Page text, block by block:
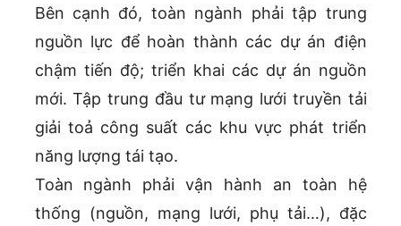
Bên cạnh đó, toàn ngành phải tập trung
nguồn lực để hoàn thành các dự án điện
chậm tiến độ; triển khai các dự án nguồn
mới. Tập trung đầu tư mạng lưới truyền tải
giải toả công suất các khu vực phát triển
năng lượng tái tạo.
Toàn ngành phải vận hành an toàn hệ
thống (nguồn, mạng lưới, phụ tải…), đặc